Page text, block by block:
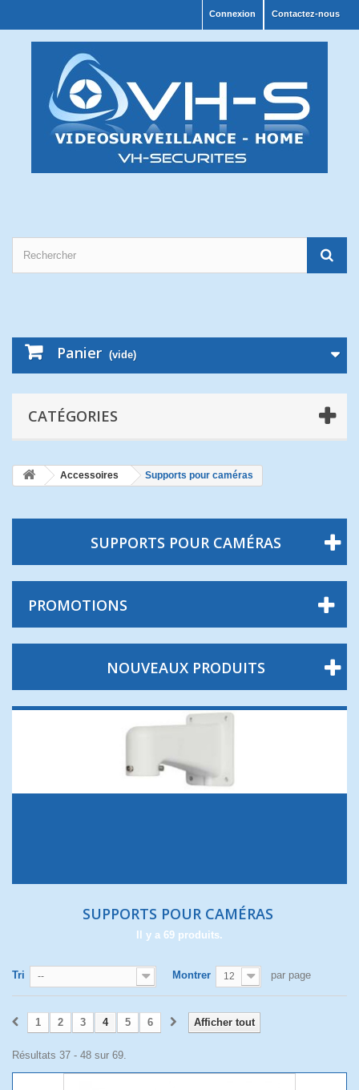
Contactez-nous
Connexion
Panier (vide)
CATÉGORIES
Accessoires Supports pour caméras
SUPPORTS POUR CAMÉRAS
PROMOTIONS
NOUVEAUX PRODUITS
SUPPORTS POUR CAMÉRAS
Il y a 69 produits.
Tri -- Montrer 12 par page
Afficher tout
1 2 3 4 5 6
Résultats 37 - 48 sur 69.